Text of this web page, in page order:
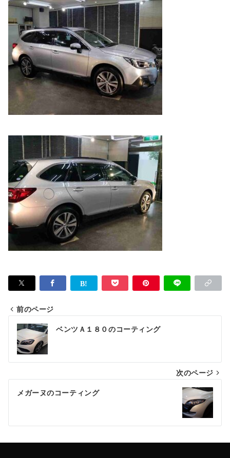
投
稿
ナ
ビ
ゲ
シ
ョ
前のページ
ベンツＡ１８０のコーティング
次のページ
メガーヌのコーティング